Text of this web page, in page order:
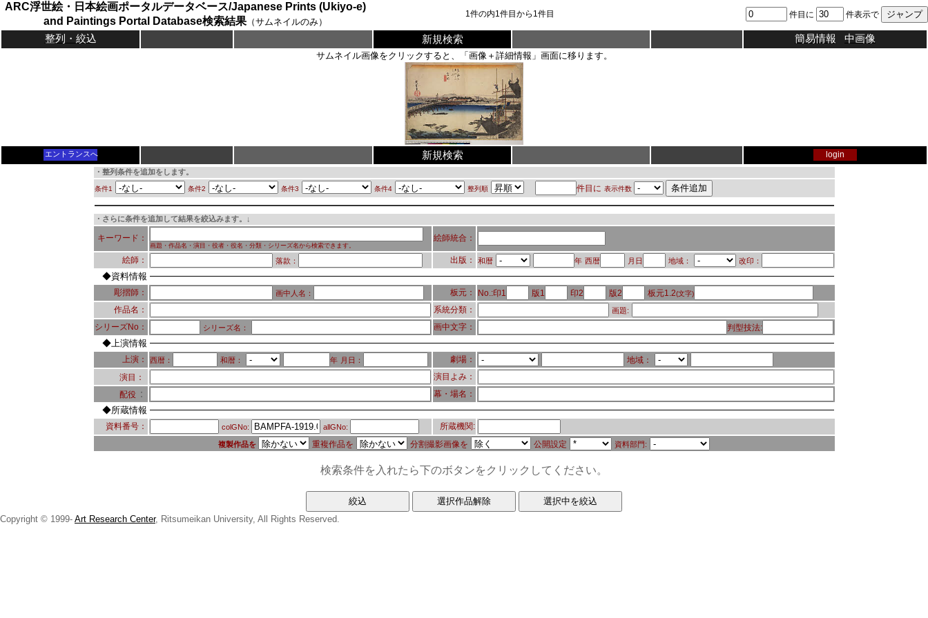
ARC浮世絵・日本絵画ポータルデータベース/Japanese Prints (Ukiyo-e)
and Paintings Portal Database検索結果（サムネイルのみ）
1件の内1件目から 1件目 件目に 件表示で
整列・絞込 新規検索 簡易情報 中画像
サムネイル画像をクリックすると、「画像＋詳細情報」画面に移ります。
エントランスへ 新規検索 login
・整列条件を追加をします。
条件1 条件2 条件3 条件4 整列順 件目に 表示件数
・さらに条件を追加して結果を絞込みます。↓
キーワード：
画題・作品名・演目・役者・役名・分類・シリーズ名から検索できます。
絵師統合：
絵師： 落款： 出版： 和暦 年 西暦 月日 地域： 改印：
◆資料情報
彫摺師： 画中人名： 板元： No.:印1 版1 印2 版2 板元1.2(文字)
作品名： 系統分類： 画題:
シリーズNo： シリーズ名： 画中文字： 判型技法:
◆上演情報
上演： 西暦： 和暦： 年 月日： 劇場：
地域：
演目：
演目よみ：
配役 ： 幕・場名：
◆所蔵情報
資料番号： colGNo: allGNo: 所蔵機関:
複製作品を 重複作品を 分割撮影画像を 公開設定 資料部門:
検索条件を入れたら下のボタンをクリックしてください。
Copyright © 1999- Art Research Center, Ritsumeikan University, All Rights Reserved.